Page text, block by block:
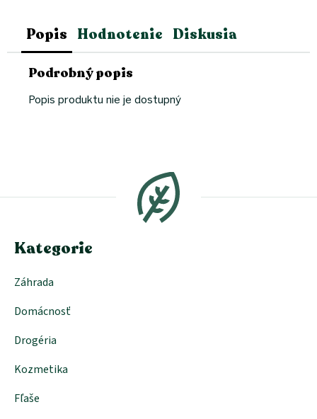
Popis Hodnotenie Diskusia
Podrobný popis
Popis produktu nie je dostupný
ä
Kategorie
Záhrada
Domácnosť
Drogéria
Kozmetika
Fľaše